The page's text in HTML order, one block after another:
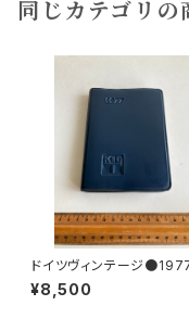
同じカテゴリの
ドイツヴィンテージ
ケットカレンダーKDT手帳
用DDR
¥8,500